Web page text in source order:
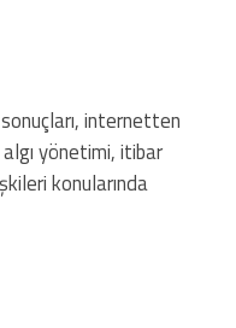
internetten
yönetimi, itibar
konularında